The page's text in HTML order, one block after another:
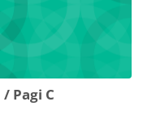
/ Pagi C